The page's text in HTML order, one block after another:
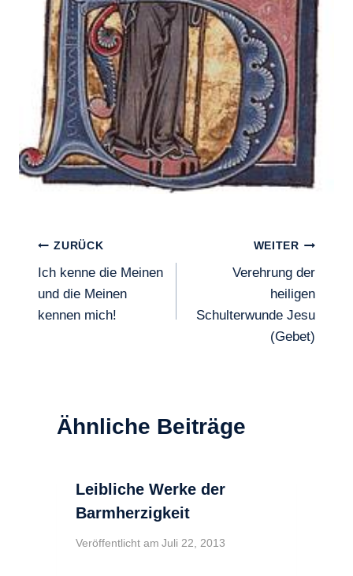
Beitragsnavigation
ZURÜCK
Ich kenne die Meinen
und die Meinen
kennen mich!
WEITER
Verehrung der
heiligen
Schulterwunde Jesu
(Gebet)
Ähnliche Beiträge
Leibliche Werke der
Barmherzigkeit
Veröffentlicht am Juli 22, 2013